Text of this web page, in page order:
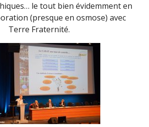
le tout bien évidemment en
(presque en osmose) avec
Terre Fraternité.